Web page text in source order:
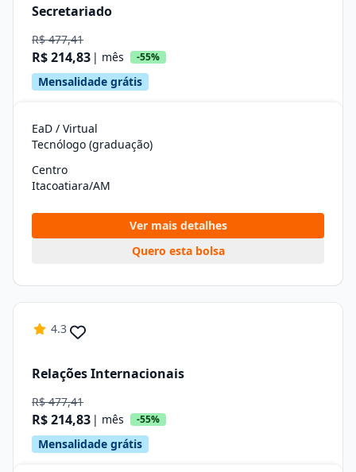
Secretariado
R$ 477,41
R$ 214,83 | mês -55%
Mensalidade grátis
EaD / Virtual
Tecnólogo (graduação)
Centro
Itacoatiara/AM
Ver mais detalhes
Quero esta bolsa
4.3
Relações Internacionais
R$ 477,41
R$ 214,83 | mês -55%
Mensalidade grátis